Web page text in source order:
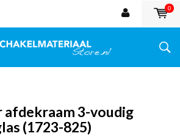
0
afdekraam 3-voudig
(1723-825)